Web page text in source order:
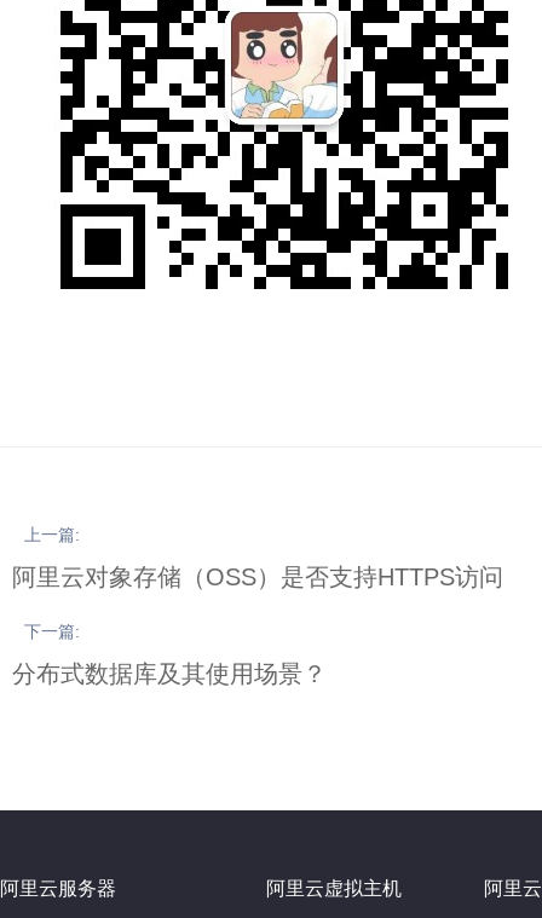
上一篇:
阿里云对象存储（OSS）是否支持HTTPS访问
下一篇:
分布式数据库及其使用场景？
阿里云服务器 阿里云虚拟主机 阿里